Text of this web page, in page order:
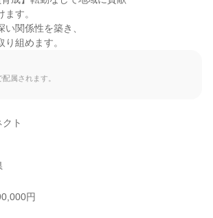
り組めます。
属されます。
ト
円